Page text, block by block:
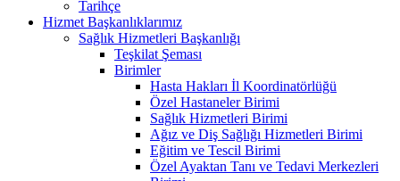
Tarihçe
Hizmet Başkanlıklarımız
Sağlık Hizmetleri Başkanlığı
Teşkilat Şeması
Birimler
Hasta Hakları İl Koordinatörlüğü
Özel Hastaneler Birimi
Sağlık Hizmetleri Birimi
Ağız ve Diş Sağlığı Hizmetleri Birimi
Eğitim ve Tescil Birimi
Özel Ayaktan Tanı ve Tedavi Merkezleri